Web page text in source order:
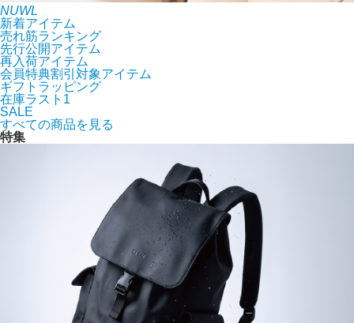
NUWL
新着アイテム
売れ筋ランキング
先行公開アイテム
再入荷アイテム
会員特典割引対象アイテム
ギフトラッピング
在庫ラスト1
SALE
すべての商品を見る
特集